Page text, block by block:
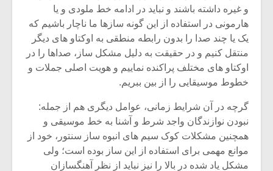
و غیره داشته باشند و نباید در ادامه خط ملودی و یا
هارمونی در استفاده از این گونه سازها ما ناچار باشیم که
یک یا چند صدا را بدون رابطه منطقی به اوکتاو های دیگر
منتقل کنیم و در حقیقت به دلیل مشکل ساز، صداها را در
اوکتاو های مختلف پراکنده نماییم و هویت اصلی جملات و
خطوط موسیقایی را از بین ببریم.
گرچه در آن شرایط زمانی، عوامل دیگری هم از جمله:
نبودن نوازندگان واجد شرط و آشنا به خط موسیقی و
همچنین مشکلات کوک سیم های انبوه ساز سنتور، خود از
موانع مهمی برای استفاده از این ساز بوده است؛ ولی
مشکل یاد شده در بالا را نیز نباید از نظر آهنگسازان